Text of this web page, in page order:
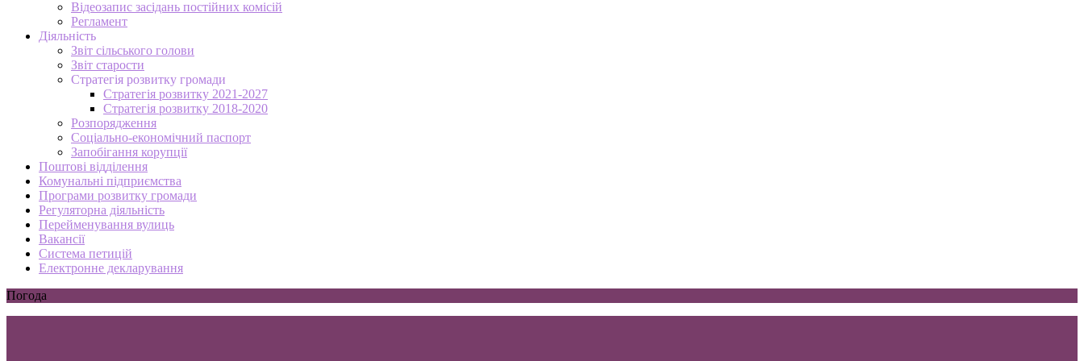
Відеозапис засідань постійних комісій
Регламент
Діяльність
Звіт сільського голови
Звіт старости
Стратегія розвитку громади
Стратегія розвитку 2021-2027
Стратегія розвитку 2018-2020
Розпорядження
Соціально-економічний паспорт
Запобігання корупції
Поштові відділення
Комунальні підприємства
Програми розвитку громади
Регуляторна діяльність
Перейменування вулиць
Вакансії
Система петицій
Електронне декларування
Погода